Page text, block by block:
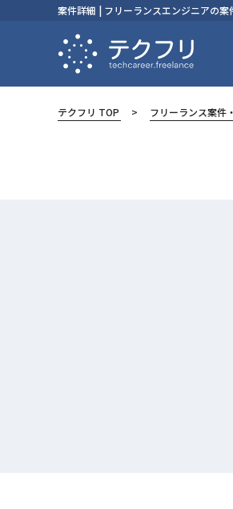
案件詳細 | フリーランスエンジニアの案
テクフリ TOP フリーランス案件